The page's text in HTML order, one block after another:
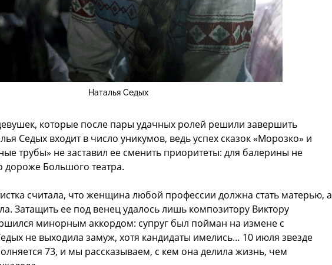
Наталья Седых
которые после пары удачных ролей решили завершить
Седых входит в число уникумов, ведь успех сказок «Морозко» и
трубы» не заставил ее сменить приоритеты: для балерины не
дороже Большого театра.
считала, что женщина любой профессии должна стать матерью, а
Затащить ее под венец удалось лишь композитору Виктору
минорным аккордом: супруг был пойман на измене с
не выходила замуж, хотя кандидаты имелись… 10 июля звезде
73, и мы рассказываем, с кем она делила жизнь, чем